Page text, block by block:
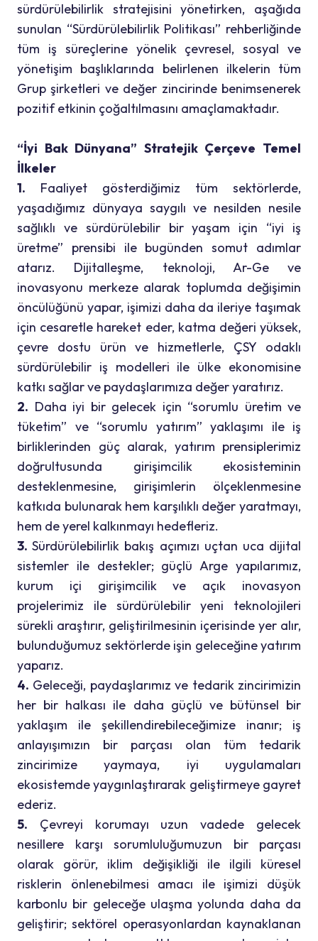
sürdürülebilirlik stratejisini yönetirken, aşağıda
sunulan “Sürdürülebilirlik Politikası” rehberliğinde
tüm iş süreçlerine yönelik çevresel, sosyal ve
yönetişim başlıklarında belirlenen ilkelerin tüm
Grup şirketleri ve değer zincirinde benimsenerek
pozitif etkinin çoğaltılmasını amaçlamaktadır.
“İyi Bak Dünyana” Stratejik Çerçeve Temel
İlkeler
1. Faaliyet gösterdiğimiz tüm sektörlerde,
yaşadığımız dünyaya saygılı ve nesilden nesile
sağlıklı ve sürdürülebilir bir yaşam için “iyi iş
üretme” prensibi ile bugünden somut adımlar
atarız. Dijitalleşme, teknoloji, Ar-Ge ve
inovasyonu merkeze alarak toplumda değişimin
öncülüğünü yapar, işimizi daha da ileriye taşımak
için cesaretle hareket eder, katma değeri yüksek,
çevre dostu ürün ve hizmetlerle, ÇSY odaklı
sürdürülebilir iş modelleri ile ülke ekonomisine
katkı sağlar ve paydaşlarımıza değer yaratırız.
2. Daha iyi bir gelecek için “sorumlu üretim ve
tüketim” ve “sorumlu yatırım” yaklaşımı ile iş
birliklerinden güç alarak, yatırım prensiplerimiz
doğrultusunda girişimcilik ekosisteminin
desteklenmesine, girişimlerin ölçeklenmesine
katkıda bulunarak hem karşılıklı değer yaratmayı,
hem de yerel kalkınmayı hedefleriz.
3.Sürdürülebilirlik bakış açımızı uçtan uca dijital
sistemler ile destekler; güçlü Arge yapılarımız,
kurum içi girişimcilik ve açık inovasyon
projelerimiz ile sürdürülebilir yeni teknolojileri
sürekli araştırır, geliştirilmesinin içerisinde yer alır,
bulunduğumuz sektörlerde işin geleceğine yatırım
yaparız.
4. Geleceği, paydaşlarımız ve tedarik zincirimizin
her bir halkası ile daha güçlü ve bütünsel bir
yaklaşım ile şekillendirebileceğimize inanır; iş
anlayışımızın bir parçası olan tüm tedarik
zincirimize yaymaya, iyi uygulamaları
ekosistemde yaygınlaştırarak geliştirmeye gayret
ederiz.
5. Çevreyi korumayı uzun vadede gelecek
nesillere karşı sorumluluğumuzun bir parçası
olarak görür, iklim değişikliği ile ilgili küresel
risklerin önlenebilmesi amacı ile işimizi düşük
karbonlu bir geleceğe ulaşma yolunda daha da
geliştirir; sektörel operasyonlardan kaynaklanan